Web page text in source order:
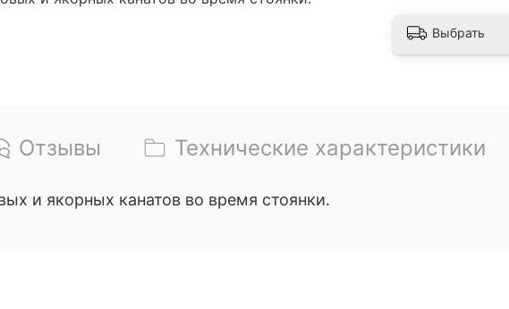
Выбрать
Отзывы Технические характеристики
и якорных канатов во время стоянки.